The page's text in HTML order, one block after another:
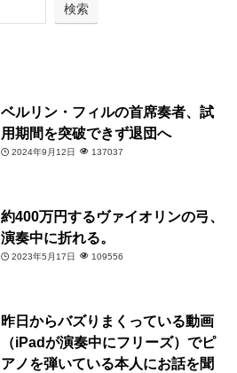
検索
ベルリン・フィルの首席奏者、試
用期間を突破できず退団へ
2024年9月12日 137037
約400万円するヴァイオリンの弓、
演奏中に折れる。
2023年5月17日 109556
昨日からバズりまくっている動画
（iPadが演奏中にフリーズ）でピ
アノを弾いている本人にお話を聞